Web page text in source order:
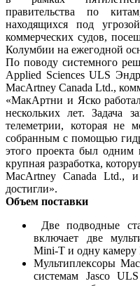
правительства по
находящихся под
коммерческих судов,
Колумбии на ежегодной
По поводу системного
Applied Sciences ULS
MacArtney Canada Ltd.,
«МакАртни и Яско
нескольких лет. Задача
телеметрии, которая не
собранным с помощью
этого проекта был
крупная разработка,
MacArtney Canada Ltd.,
достигли».
Объем поставки
Две подводные
включает две
Mini-T и одну
Мультиплексоры
системам Jasco